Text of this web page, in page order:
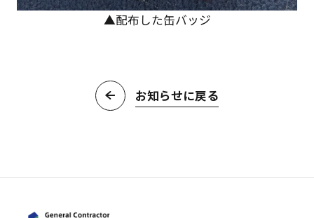
▲配布した缶バッジ
お知らせに戻る